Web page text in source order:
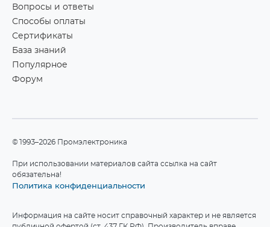
Вопросы и ответы
Способы оплаты
Сертификаты
База знаний
Популярное
Форум
©1993–2026 Промэлектроника
При использовании материалов сайта ссылка на сайт
обязательна!
Политика конфиденциальности
Информация на сайте носит справочный характер и не является